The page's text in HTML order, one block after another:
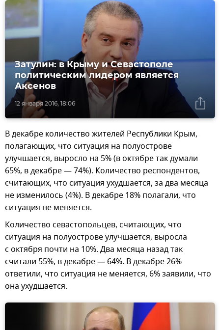
12 января 2016, 18:06
Затулин: в Крыму и Севастополе
политическим лидером является
Аксенов
В декабре количество жителей Республики Крым,
полагающих, что ситуация на полуострове
улучшается, выросло на 5% (в октябре так думали
65%, в декабре — 74%). Количество респондентов,
считающих, что ситуация ухудшается, за два месяца
не изменилось (4%). В декабре 18% полагали, что
ситуация не меняется.
Количество севастопольцев, считающих, что
ситуация на полуострове улучшается, выросла
с октября почти на 10%. Два месяца назад так
считали 55%, в декабре — 64%. В декабре 26%
ответили, что ситуация не меняется, 6% заявили, что
она ухудшается.